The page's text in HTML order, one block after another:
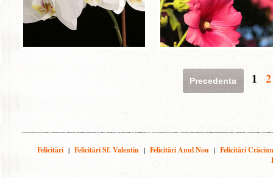
Precedenta 1 2
Felicitări | Felicitări Sf. Valentin | Felicitări Anul Nou | Felicitări